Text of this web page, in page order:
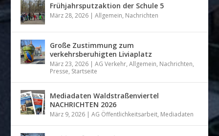
Frühjahrsputzaktion der Schule 5
März 28, 2026 |Allgemein, Nachrichten
Große Zustimmung zum
verkehrsberuhigten Liviaplatz
März 23, 2026 |AG Verkehr,Allgemein, Nachrichten,
Presse, Startseite
Mediadaten Waldstraßenviertel
NACHRICHTEN 2026
März 9, 2026 |AG Öffentlichkeitsarbeit, Mediadaten